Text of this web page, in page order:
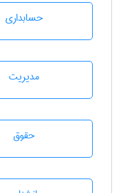
حسابداری
مديريت
حقوق